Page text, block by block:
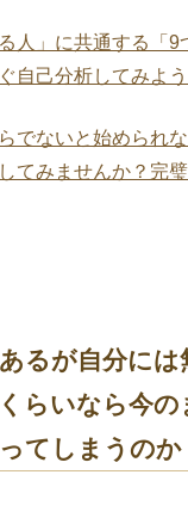
人」に共通する「
自己分析してみよ
でないと始められ
てみませんか？完
るが自分に
らいなら今
てしまうのか